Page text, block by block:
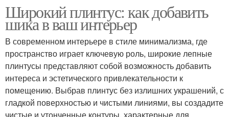
Широкий плинтус: как добавить
шика в ваш интерьер
В современном интерьере в стиле минимализма, где
пространство играет ключевую роль, широкие лепные
плинтусы представляют собой возможность добавить
интереса и эстетического привлекательности к
помещению. Выбрав плинтус без излишних украшений, с
гладкой поверхностью и чистыми линиями, вы создадите